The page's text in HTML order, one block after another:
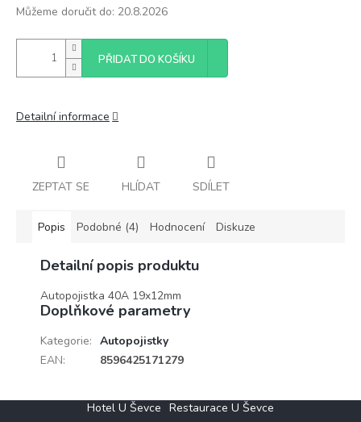
Můžeme doručit do: 20.8.2026
PŘIDAT DO KOŠÍKU
Detailní informace
ZEPTAT SE HLÍDAT SDÍLET
Popis Podobné (4) Hodnocení Diskuze
Detailní popis produktu
Autopojistka 40A 19x12mm
Doplňkové parametry
Kategorie: Autopojistky
EAN: 8596425171279
Hotel U Ševce Restaurace U Ševce